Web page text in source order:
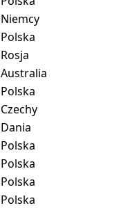
Niemcy
Polska
Rosja
Australia
Polska
Czechy
Dania
Polska
Polska
Polska
Polska